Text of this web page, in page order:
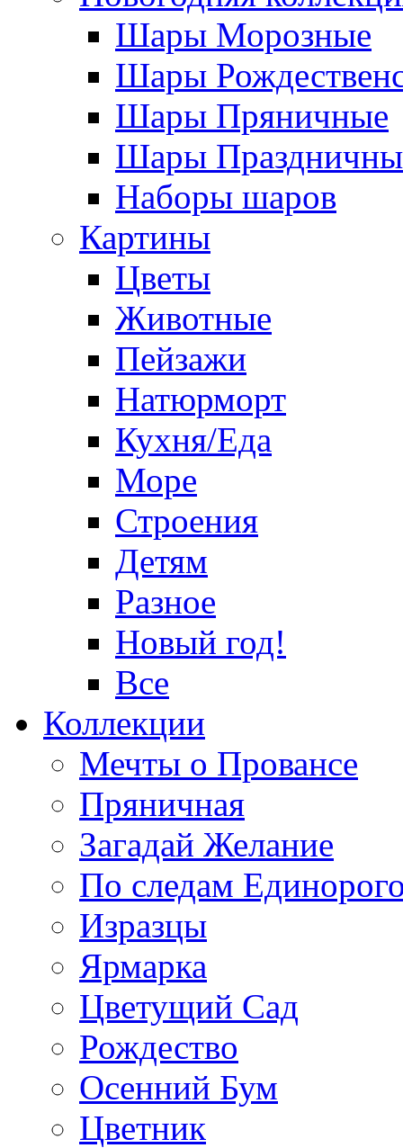
Шары Морозные
Шары
Шары Пряничные
Шары
Наборы шаров
Картины
Цветы
Животные
Пейзажи
Натюрморт
Кухня/Еда
Море
Строения
Детям
Разное
Новый год!
Все
Коллекции
Мечты о Провансе
Пряничная
Загадай Желание
По следам
Изразцы
Ярмарка
Цветущий Сад
Рождество
Осенний Бум
Цветник